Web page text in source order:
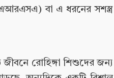
বা এ ধরনের সশস্ত্র
রোহিঙ্গা শিশুদের জন্য